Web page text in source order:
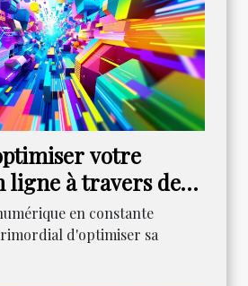
votre
ligne à travers des
en constante
d'optimiser sa